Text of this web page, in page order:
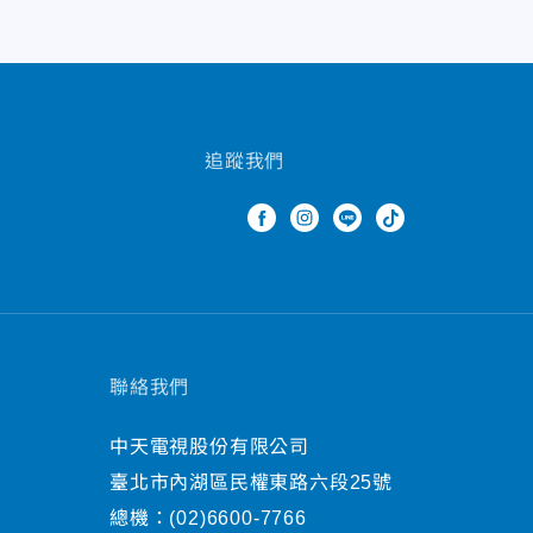
追蹤我們
聯絡我們
中天電視股份有限公司
臺北市內湖區民權東路六段25號
總機： (02)6600-7766